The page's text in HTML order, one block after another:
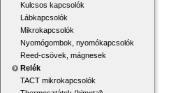
Kulcsos kapcsolók
Lábkapcsolók
Mikrokapcsolók
Nyomógombok, nyomókapcsolók
Reed-csövek, mágnesek
Relék
TACT mikrokapcsolók